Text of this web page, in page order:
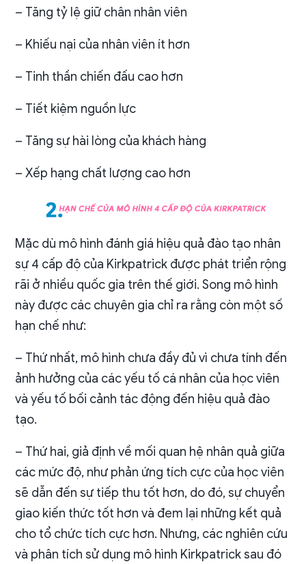
– Tăng tỷ lệ giữ chân nhân viên
– Khiếu nại của nhân viên ít hơn
– Tinh thần chiến đấu cao hơn
– Tiết kiệm nguồn lực
– Tăng sự hài lòng của khách hàng
– Xếp hạng chất lượng cao hơn
Mặc dù mô hình đánh giá hiệu quả đào tạo nhân
sự 4 cấp độ của Kirkpatrick được phát triển rộng
rãi ở nhiều quốc gia trên thế giới. Song mô hình
này được các chuyên gia chỉ ra rằng còn một số
hạn chế như:
– Thứ nhất, mô hình chưa đầy đủ vì chưa tính đến
ảnh hưởng của các yếu tố cá nhân của học viên
và yếu tố bối cảnh tác động đến hiệu quả đào
tạo.
– Thứ hai, giả định về mối quan hệ nhân quả giữa
các mức độ, như phản ứng tích cực của học viên
sẽ dẫn đến sự tiếp thu tốt hơn, do đó, sự chuyển
giao kiến thức tốt hơn và đem lại những kết quả
cho tổ chức tích cực hơn. Nhưng, các nghiên cứu
và phân tích sử dụng mô hình Kirkpatrick sau đó